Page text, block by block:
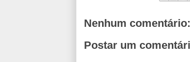
Nenhum comentário:
Postar um